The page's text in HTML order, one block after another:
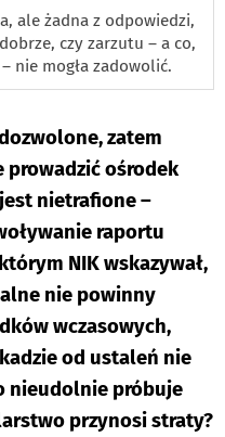
ale żadna z odpowiedzi,
czy zarzutu – a co,
nie mogła zadowolić.
zatem
prowadzić ośrodek
nietrafione –
raportu
NIK wskazywał,
nie powinny
wczasowych,
od ustaleń nie
nieudolnie próbuje
przynosi straty?